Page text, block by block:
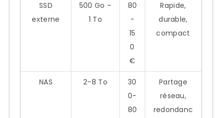
SSD
externe
500 Go –
1 To
80
-
15
0
€
Rapide,
durable,
compact
NAS 2-8 To
30
0-
80
Partage
réseau,
redondanc